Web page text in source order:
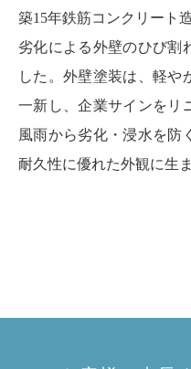
築15年鉄筋コンクリート
劣化による外壁のひび割
した。外壁塗装は、軽や
一新し、企業サインをリ
風雨から劣化・浸水を防
耐久性に優れた外観に生